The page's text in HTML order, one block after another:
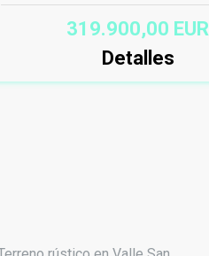
de...
319.900,00 EUR
Detalles